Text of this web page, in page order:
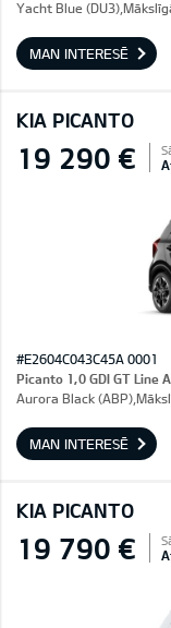
Yacht Blue
MAN INTERESĒ
KIA PICANTO
19 290 €
#E2604C043C45A 0001
Picanto 1,0 GDI GT Line
Aurora Black
MAN INTERESĒ
KIA PICANTO
19 790 €